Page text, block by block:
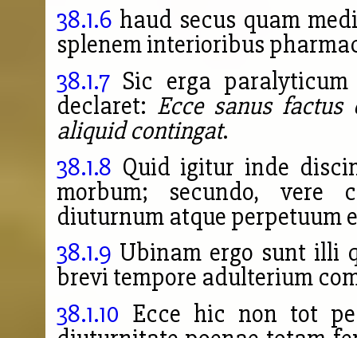
38.1.6 haud secus quam
splenem interioribus
38.1.7Sic erga paralyticum
declaret: Ecce sanus
aliquid contingat.
38.1.8 Quid igitur inde
morbum; secundo, vere
diuturnum atque perpetuum
38.1.9 Ubinam ergo sunt illi
brevi tempore adulterium
38.1.10 Ecce hic non tot